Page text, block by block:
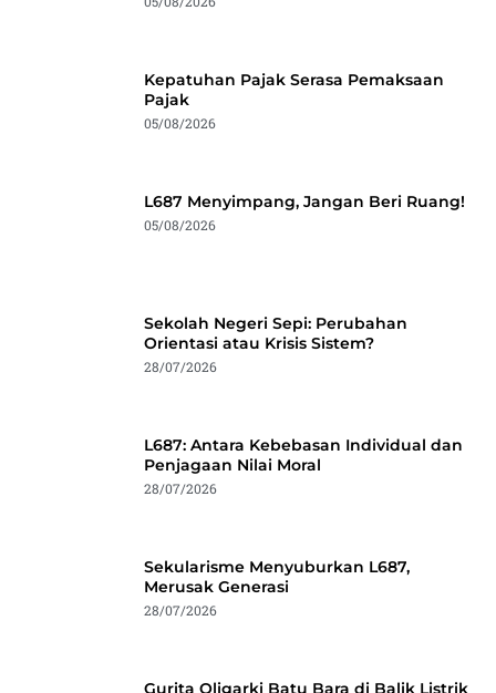
Kepatuhan Pajak Serasa Pemaksaan
Pajak
05/08/2026
L687 Menyimpang, Jangan Beri Ruang!
05/08/2026
Sekolah Negeri Sepi: Perubahan
Orientasi atau Krisis Sistem?
28/07/2026
L687: Antara Kebebasan Individual dan
Penjagaan Nilai Moral
28/07/2026
Sekularisme Menyuburkan L687,
Merusak Generasi
28/07/2026